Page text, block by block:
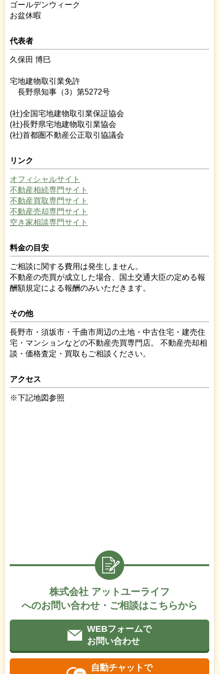
ゴールデンウィーク
お盆休暇
代表者
久保田 博巳
宅地建物取引業免許
長野県知事（3）第5272号
(社)全国宅地建物取引業保証協会
(社)長野県宅地建物取引業協会
(社)首都圏不動産公正取引協議会
リンク
オフィシャルサイト
不動産相続専門サイト
不動産買取専門サイト
不動産売却専門サイト
空き家相談専門サイト
料金の目安
ご相談に関する費用は発生しません。
不動産の売買が成立した場合、国土交通大臣の定める報
酬額規定による報酬のみいただきます。
その他
長野市・須坂市・千曲市周辺の土地・中古住宅・建売住
宅・マンションなどの不動産売買専門店。 不動産売却相
談・価格査定・買取もご相談ください。
アクセス
※下記地図参照
株式会社 アットユーライフ
へのお問い合わせ・ご相談はこちらから
WEBフォームで
お問い合わせ
自動チャットで